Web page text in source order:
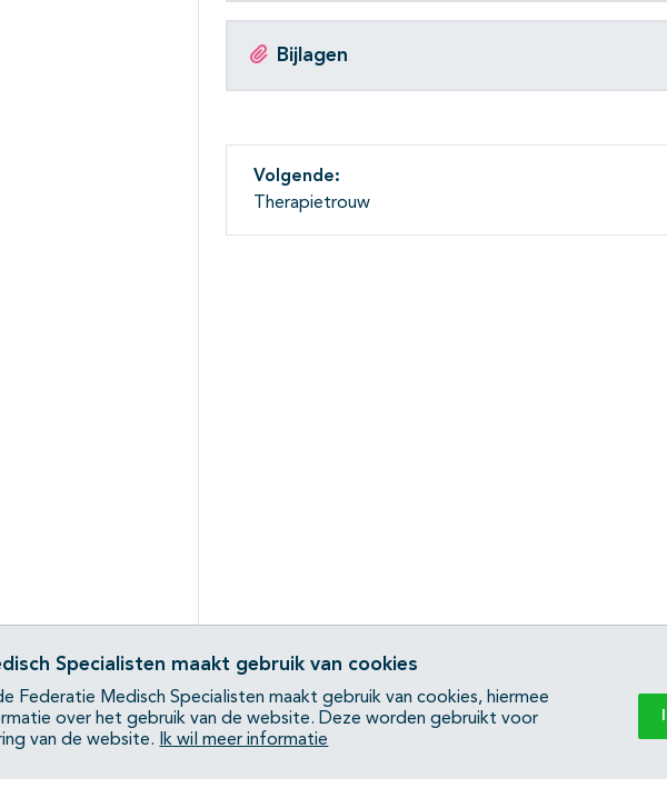
Bijlagen
Volgende:
Therapietrouw
Specialisten maakt gebruik van cookies
Federatie Medisch Specialisten maakt gebruik van cookies, hiermee
over het gebruik van de website. Deze worden gebruikt voor
van de website.
Ik wil meer informatie